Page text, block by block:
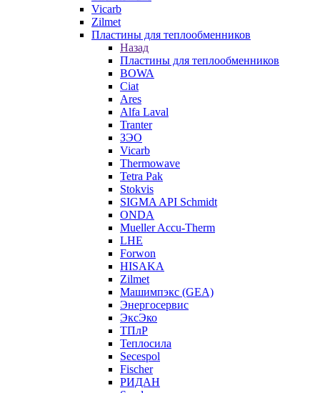
Vicarb
Zilmet
Пластины для теплообменников
Назад
Пластины для теплообменников
BOWA
Ciat
Ares
Alfa Laval
Tranter
ЗЭО
Vicarb
Thermowave
Tetra Pak
Stokvis
SIGMA API Schmidt
ONDA
Mueller Accu-Therm
LHE
Forwon
HISAKA
Zilmet
Машимпэкс (GEA)
Энергосервис
ЭксЭко
ТПлР
Теплосила
Secespol
Fischer
РИДАН